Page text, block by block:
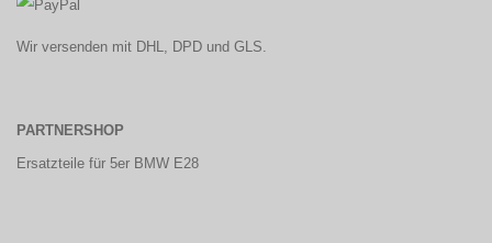
Wir versenden mit DHL, DPD und GLS.
PARTNERSHOP
Ersatzteile für 5er BMW E28